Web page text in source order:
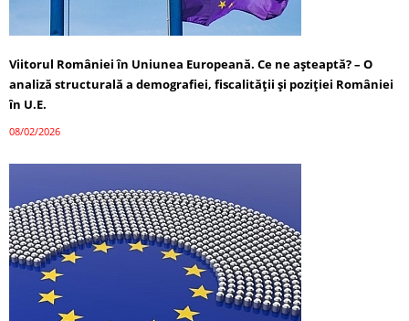
Viitorul României în Uniunea Europeană. Ce ne așteaptă? – O
analiză structurală a demografiei, fiscalității și poziției României
în U.E.
08/02/2026